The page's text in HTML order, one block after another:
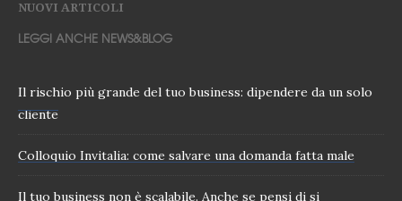
NUOVI ARTICOLI
LEGGI ANCHE NEWS&BLOG
Il rischio più grande del tuo business: dipendere da un solo
cliente
Colloquio Invitalia: come salvare una domanda fatta male
Il tuo business non è scalabile. Anche se pensi di si